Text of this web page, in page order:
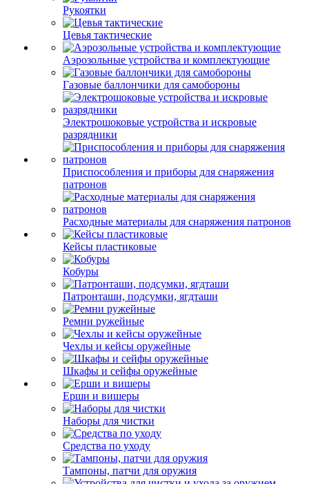
Рукоятки
Цевья тактические
Аэрозольные устройства и комплектующие
Газовые баллончики для самобороны
Электрошоковые устройства и искровые
разрядники
Приспособления и приборы для снаряжения
патронов
Расходные материалы для снаряжения патронов
Кейсы пластиковые
Кобуры
Патронташи, подсумки, ягдташи
Ремни ружейные
Чехлы и кейсы оружейные
Шкафы и сейфы оружейные
Ерши и вишеры
Наборы для чистки
Средства по уходу
Тампоны, патчи для оружия